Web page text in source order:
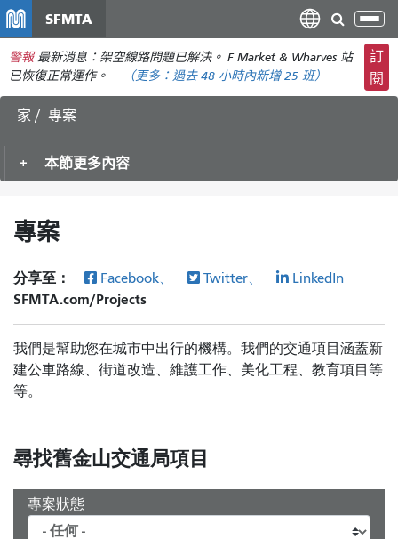
主
要
內
SFMTA
切
換
導
航
警報 最新消息：架空線路問題已解決。 F Market & Wharves 站
已恢復正常運作。
（更多： 過去 48 小時內新增 25 班）
訂
閱
家 專案
本節更多內容
專案
分享至： Facebook、 Twitter、 LinkedIn
SFMTA.com/Projects
我們是幫助您在城市中出行的機構。我們的交通項目涵蓋新
建公車路線、街道改造、維護工作、美化工程、教育項目等
等。
尋找舊金山交通局項目
專案狀態